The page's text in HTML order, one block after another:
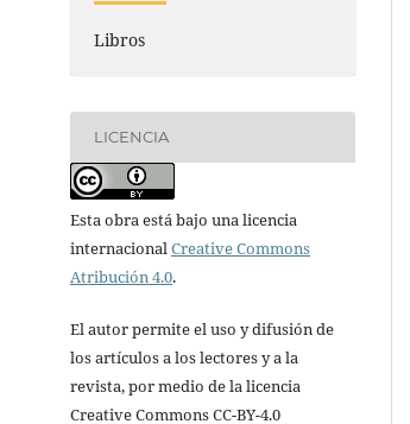
Libros
LICENCIA
Esta obra está bajo una licencia
internacionalCreative Commons
Atribución 4.0.
El autor permite el uso y difusión de
los artículos a los lectores y a la
revista, por medio de la licencia
Creative Commons CC-BY-4.0